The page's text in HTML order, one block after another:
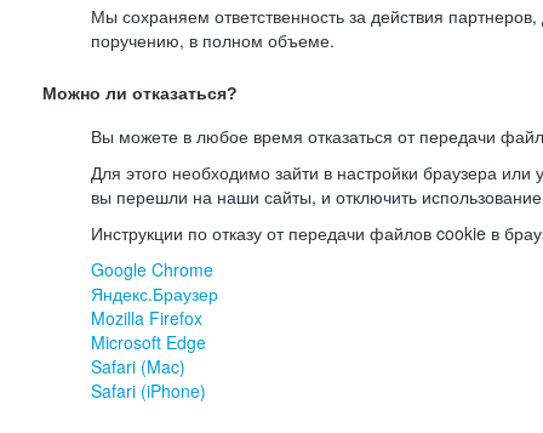
Мы сохраняем ответственность за действия
поручению, в полном объеме.
Можно ли отказаться?
Вы можете в любое время отказаться от передачи
Для этого необходимо зайти в настройки браузера или
вы перешли на наши сайты, и отключить
Инструкции по отказу от передачи файлов cookie в
Google Chrome
Яндекс.Браузер
Mozilla Firefox
Microsoft Edge
Safari (Mac)
Safari (iPhone)